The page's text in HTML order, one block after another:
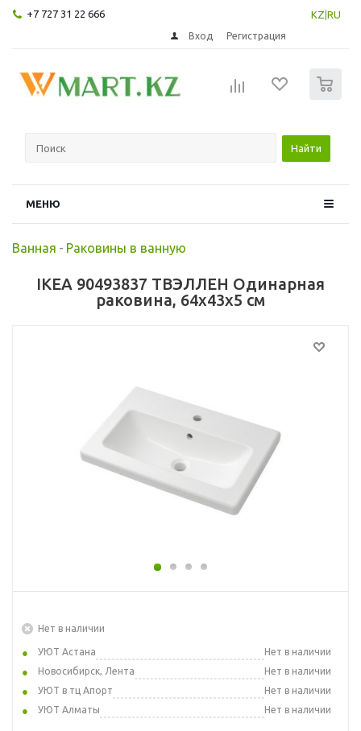
+7 727 31 22 666 KZ RU
Вход Регистрация
Найти
МЕНЮ
Ванная - Раковины в ванную
IKEA 90493837 ТВЭЛЛЕН Одинарная
раковина, 64x43x5 см
Нет в наличии
УЮТ Астана
Нет в наличии
Новосибирск, Лента
Нет в наличии
УЮТ в тц Апорт
Нет в наличии
УЮТ Алматы
Нет в наличии